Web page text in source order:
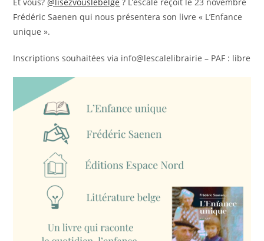
Frédéric Saenen qui nous présentera son livre « L’Enfance
unique ».
Inscriptions souhaitées via info@lescalelibrairie – PAF : libre